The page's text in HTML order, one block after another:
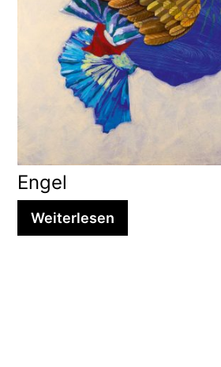
Engel
Weiterlesen